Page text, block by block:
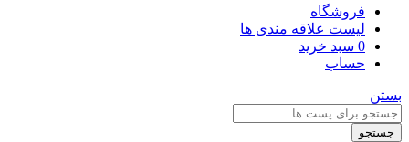
فروشگاه
لیست علاقه مندی ها
0 سبد خرید
حساب
بستن
جستجو